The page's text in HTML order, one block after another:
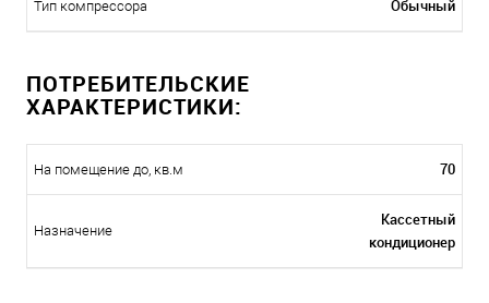
Тип компрессора Обычный
ПОТРЕБИТЕЛЬСКИЕ
ХАРАКТЕРИСТИКИ:
На помещение до, кв.м 70
Назначение
Кассетный
кондиционер